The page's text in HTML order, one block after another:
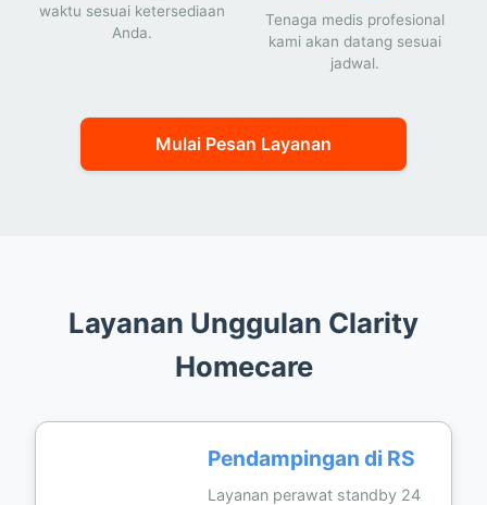
waktu sesuai ketersediaan
Anda.
Tenaga medis profesional
kami akan datang sesuai
jadwal.
Mulai Pesan Layanan
Layanan Unggulan Clarity
Homecare
Pendampingan di RS
Layanan perawat standby 24